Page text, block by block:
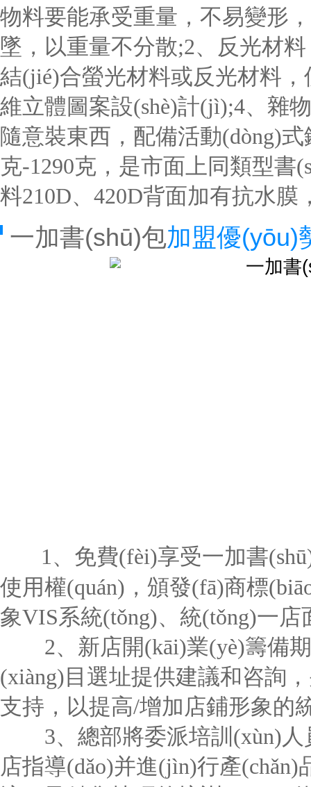
物料要能承受重量，不易變形
墜，以重量不分散;2、反光材
結(jié)合螢光材料或反光材料
維立體圖案設(shè)計(jì);4、雜
隨意裝東西，配備活動(dòng)
克-1290克，是市面上同類型書
料210D、420D背面加有抗水
一加書(shū)包加盟優(yōu)
1、免費(fèi)享受一加書
使用權(quán)，頒發(fā)商標
象VIS系統(tǒng)、統(tǒng)一
2、新店開(kāi)業(yè)籌備期
(xiàng)目選址提供建議和咨詢
支持，以提高/增加店鋪形象的
3、總部將委派培訓(xùn)人
店指導(dǎo)并進(jìn)行產